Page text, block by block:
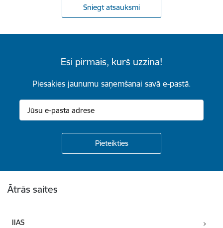
Sniegt atsauksmi
Esi pirmais, kurš uzzina!
Piesakies jaunumu saņemšanai savā e-pastā.
Ātrās saites
IIAS